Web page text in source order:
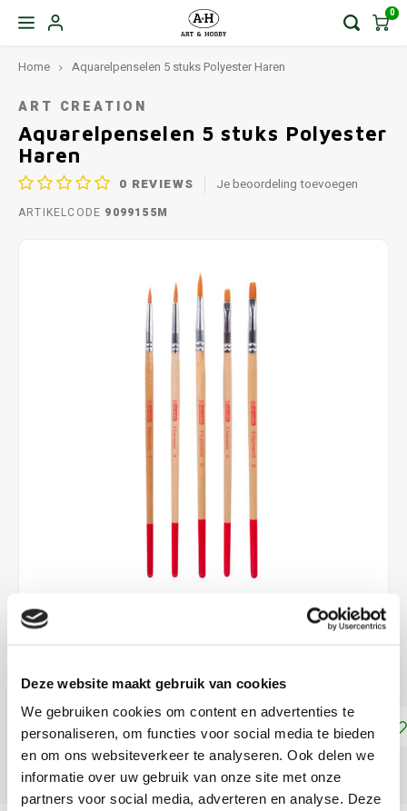
Deze website maakt gebruik van cookies
We gebruiken cookies om content en advertenties te
personaliseren, om functies voor social media te bieden
en om ons websiteverkeer te analyseren. Ook delen we
informatie over uw gebruik van onze site met onze
partners voor social media, adverteren en analyse. Deze
0
Home Aquarelpenselen 5 stuks Polyester Haren
ART CREATION
Aquarelpenselen 5 stuks Polyester
Haren
0 REVIEWS Je beoordeling toevoegen
ARTIKELCODE 9099155M
DIRECT LEVERBAAR
Toevoegen aan winkelwagen
DELEN: